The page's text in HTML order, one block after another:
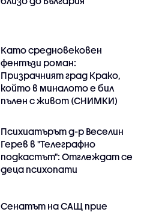
Като средновековен
фентъзи роман:
Призрачният град Крако,
който в миналото е бил
пълен с живот (СНИМКИ)
Психиатърът д-р Веселин
Герев в "Телеграфно
подкастът": Отглеждат се
деца психопати
Сенатът на САЩ прие